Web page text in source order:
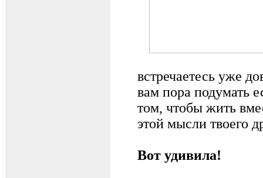
встречаетесь уже
вам пора подумать
том, чтобы жить
этой мысли твоего
Вот удивила!